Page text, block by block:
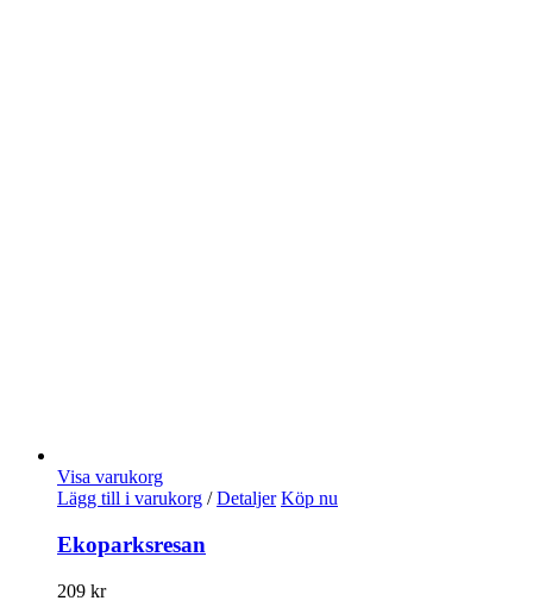
Visa varukorg
Lägg till i varukorg / Detaljer Köp nu
Ekoparksresan
209 kr